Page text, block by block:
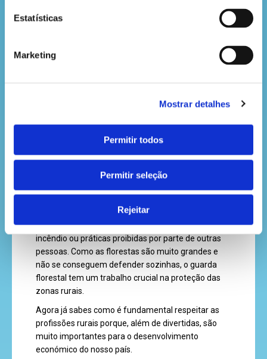
Estatísticas
Marketing
Mostrar detalhes
Permitir todos
Permitir seleção
Rejeitar
ambiente.
Por fim, existe uma profissão que não produz
produto nenhum, mas é de uma importância
nossas florestas e assegura a sua proteção. Está
sempre atento a sinais de perigo, como focos de
incêndio ou práticas proibidas por parte de outras
pessoas. Como as florestas são muito grandes e
não se conseguem defender sozinhas, o guarda
florestal tem um trabalho crucial na proteção das
zonas rurais.
Agora já sabes como é fundamental respeitar as
profissões rurais porque, além de divertidas, são
muito importantes para o desenvolvimento
económico do nosso país.